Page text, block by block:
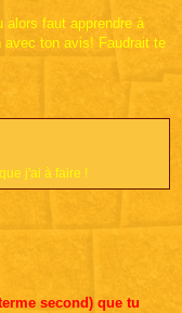
alors faut apprendre à
avec ton avis! Faudrait te
j'ai à faire !
second) que tu